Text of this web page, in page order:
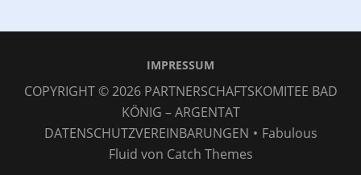
IMPRESSUM
COPYRIGHT © 2026 PARTNERSCHAFTSKOMITEE BAD
KÖNIG – ARGENTAT
DATENSCHUTZVEREINBARUNGEN • Fabulous
Fluid von Catch Themes